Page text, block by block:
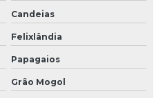
Candeias
Felixlândia
Papagaios
Grão Mogol